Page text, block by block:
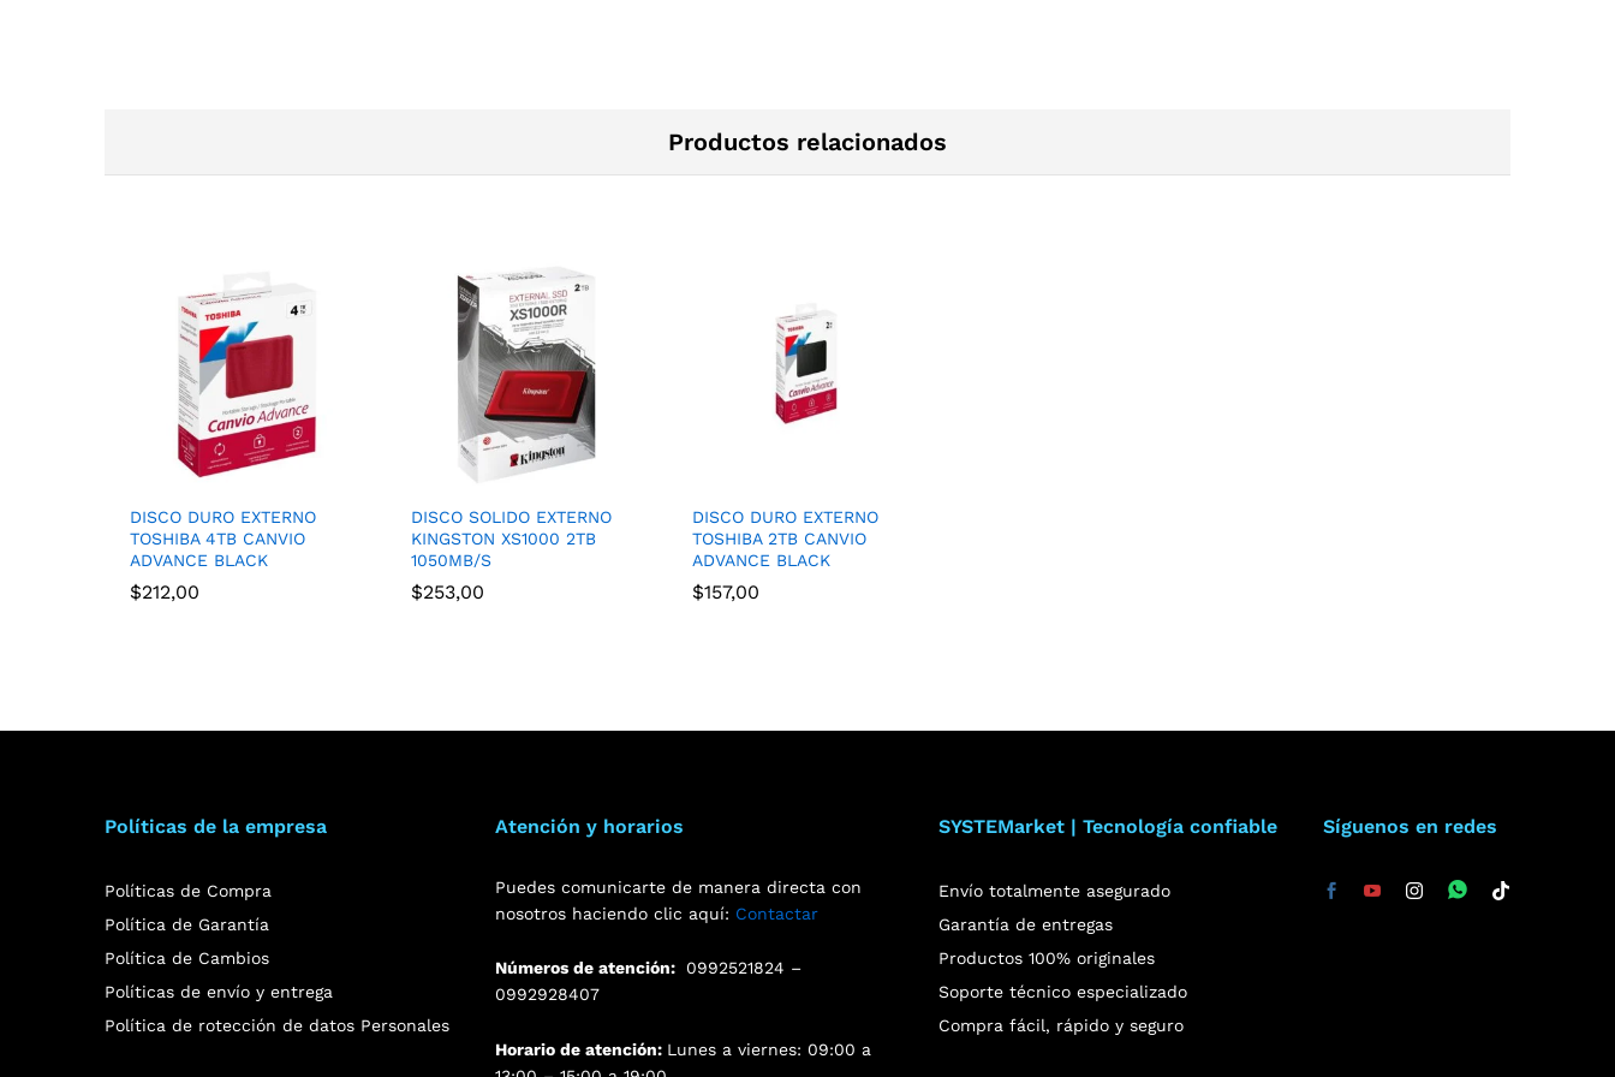
Productos relacionados
DISCO DURO EXTERNO
TOSHIBA 4TB CANVIO
ADVANCE BLACK
$212,00
DISCO SOLIDO EXTERNO
KINGSTON XS1000 2TB
1050MB/S
$253,00
DISCO DURO EXTERNO
TOSHIBA 2TB CANVIO
ADVANCE BLACK
$157,00
Políticas de la empresa
Políticas de Compra
Política de Garantía
Política de Cambios
Políticas de envío y entrega
Política de rotección de datos Personales
Atención y horarios
Puedes comunicarte de manera directa con
nosotros haciendo clic aquí: Contactar
Números de atención:
0992521824 –
0992928407
Horario de atención: Lunes a viernes: 09:00 a
SYSTEMarket | Tecnología confiable
Envío totalmente asegurado
Garantía de entregas
Productos 100% originales
Soporte técnico especializado
Compra fácil, rápido y seguro
Síguenos en redes